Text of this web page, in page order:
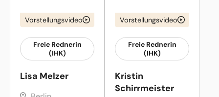
Vorstellungsvideo
Freie Rednerin
(IHK)
Lisa Melzer
Vorstellungsvideo
Freie Rednerin
(IHK)
Kristin
Schirrmeister